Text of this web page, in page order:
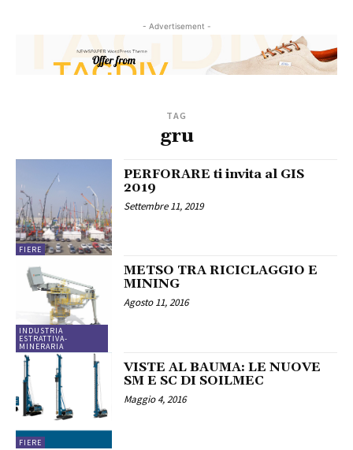
- Advertisement -
TAG
gru
FIERE
PERFORARE ti invita al GIS
2019
Settembre 11, 2019
INDUSTRIA
ESTRATTIVA-
MINERARIA
METSO TRA RICICLAGGIO E
MINING
Agosto 11, 2016
FIERE
VISTE AL BAUMA: LE NUOVE
SM E SC DI SOILMEC
Maggio 4, 2016